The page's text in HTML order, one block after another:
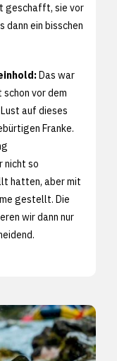
geschafft, sie vor
dann ein bisschen
Das war
vor dem
auf dieses
Franke.
nicht so
hatten, aber mit
gestellt. Die
wir dann nur